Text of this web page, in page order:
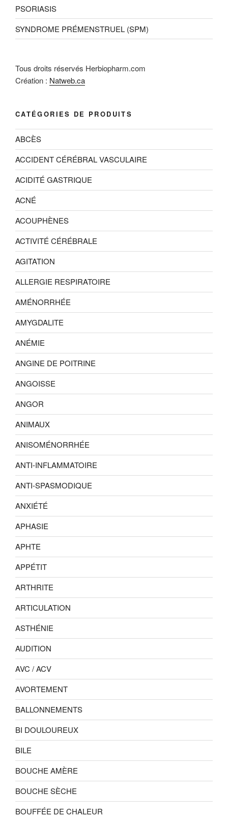
PSORIASIS
SYNDROME PRÉMENSTRUEL (SPM)
Tous droits réservés Herbiopharm.com
Création : Natweb.ca
CATÉGORIES DE PRODUITS
ABCÈS
ACCIDENT CÉRÉBRAL VASCULAIRE
ACIDITÉ GASTRIQUE
ACNÉ
ACOUPHÈNES
ACTIVITÉ CÉRÉBRALE
AGITATION
ALLERGIE RESPIRATOIRE
AMÉNORRHÉE
AMYGDALITE
ANÉMIE
ANGINE DE POITRINE
ANGOISSE
ANGOR
ANIMAUX
ANISOMÉNORRHÉE
ANTI-INFLAMMATOIRE
ANTI-SPASMODIQUE
ANXIÉTÉ
APHASIE
APHTE
APPÉTIT
ARTHRITE
ARTICULATION
ASTHÉNIE
AUDITION
AVC / ACV
AVORTEMENT
BALLONNEMENTS
BI DOULOUREUX
BILE
BOUCHE AMÈRE
BOUCHE SÈCHE
BOUFFÉE DE CHALEUR